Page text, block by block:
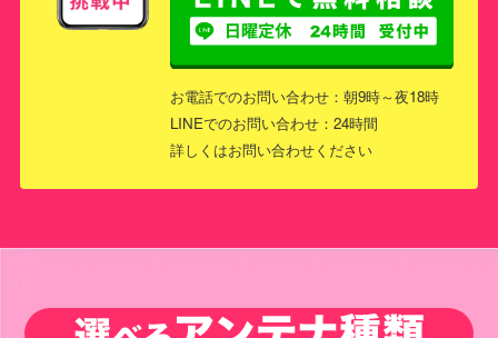
お電話でのお問い合わせ：朝9時～夜18時
LINEでのお問い合わせ：24時間
詳しくはお問い合わせください